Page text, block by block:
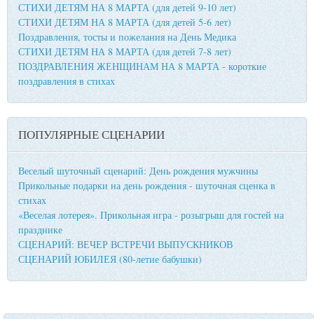
СТИХИ ДЕТЯМ НА 8 МАРТА (для детей 9-10 лет)
СТИХИ ДЕТЯМ НА 8 МАРТА (для детей 5-6 лет)
Поздравления, тосты и пожелания на День Медика
СТИХИ ДЕТЯМ НА 8 МАРТА (для детей 7-8 лет)
ПОЗДРАВЛЕНИЯ ЖЕНЩИНАМ НА 8 МАРТА - короткие
поздравления в стихах
ПОПУЛЯРНЫЕ СЦЕНАРИИ
Веселый шуточный сценарий: День рождения мужчины
Прикольные подарки на день рождения - шуточная сценка в
стихах
«Веселая лотерея». Прикольная игра - розыгрыш для гостей на
празднике
СЦЕНАРИЙ: ВЕЧЕР ВСТРЕЧИ ВЫПУСКНИКОВ
СЦЕНАРИЙ ЮБИЛЕЯ (80-летие бабушки)